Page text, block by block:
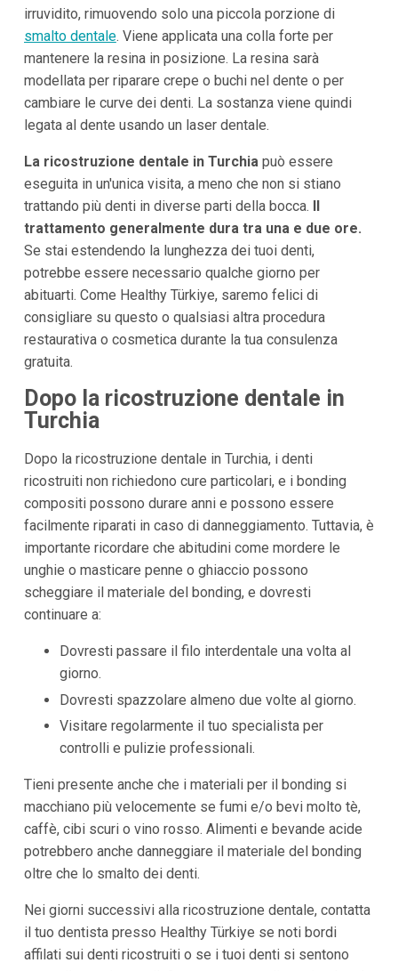
irruvidito, rimuovendo solo una piccola porzione di
smalto dentale. Viene applicata una colla forte per
mantenere la resina in posizione. La resina sarà
modellata per riparare crepe o buchi nel dente o per
cambiare le curve dei denti. La sostanza viene quindi
legata al dente usando un laser dentale.
La ricostruzione dentale in Turchiapuò essere
eseguita in un'unica visita, a meno che non si stiano
trattando più denti in diverse parti della bocca.
trattamento generalmente dura tra una e due ore.
Se stai estendendo la lunghezza dei tuoi denti,
potrebbe essere necessario qualche giorno per
abituarti. Come Healthy Türkiye, saremo felici di
consigliare su questo o qualsiasi altra procedura
restaurativa o cosmetica durante la tua consulenza
gratuita.
Dopo la ricostruzione dentale in
Turchia
Dopo la ricostruzione dentale in Turchia, i denti
ricostruiti non richiedono cure particolari, e i bonding
compositi possono durare anni e possono essere
facilmente riparati in caso di danneggiamento. Tuttavia, è
importante ricordare che abitudini come mordere le
unghie o masticare penne o ghiaccio possono
scheggiare il materiale del bonding, e dovresti
continuare a:
Dovresti passare il filo interdentale una volta al
giorno.
Dovresti spazzolare almeno due volte al giorno.
Visitare regolarmente il tuo specialista per
controlli e pulizie professionali.
Tieni presente anche che i materiali per il bonding si
macchiano più velocemente se fumi e/o bevi molto tè,
caffè, cibi scuri o vino rosso. Alimenti e bevande acide
potrebbero anche danneggiare il materiale del bonding
oltre che lo smalto dei denti.
Nei giorni successivi alla ricostruzione dentale, contatta
il tuo dentista presso Healthy Türkiye se noti bordi
affilati sui denti ricostruiti o se i tuoi denti si sentono